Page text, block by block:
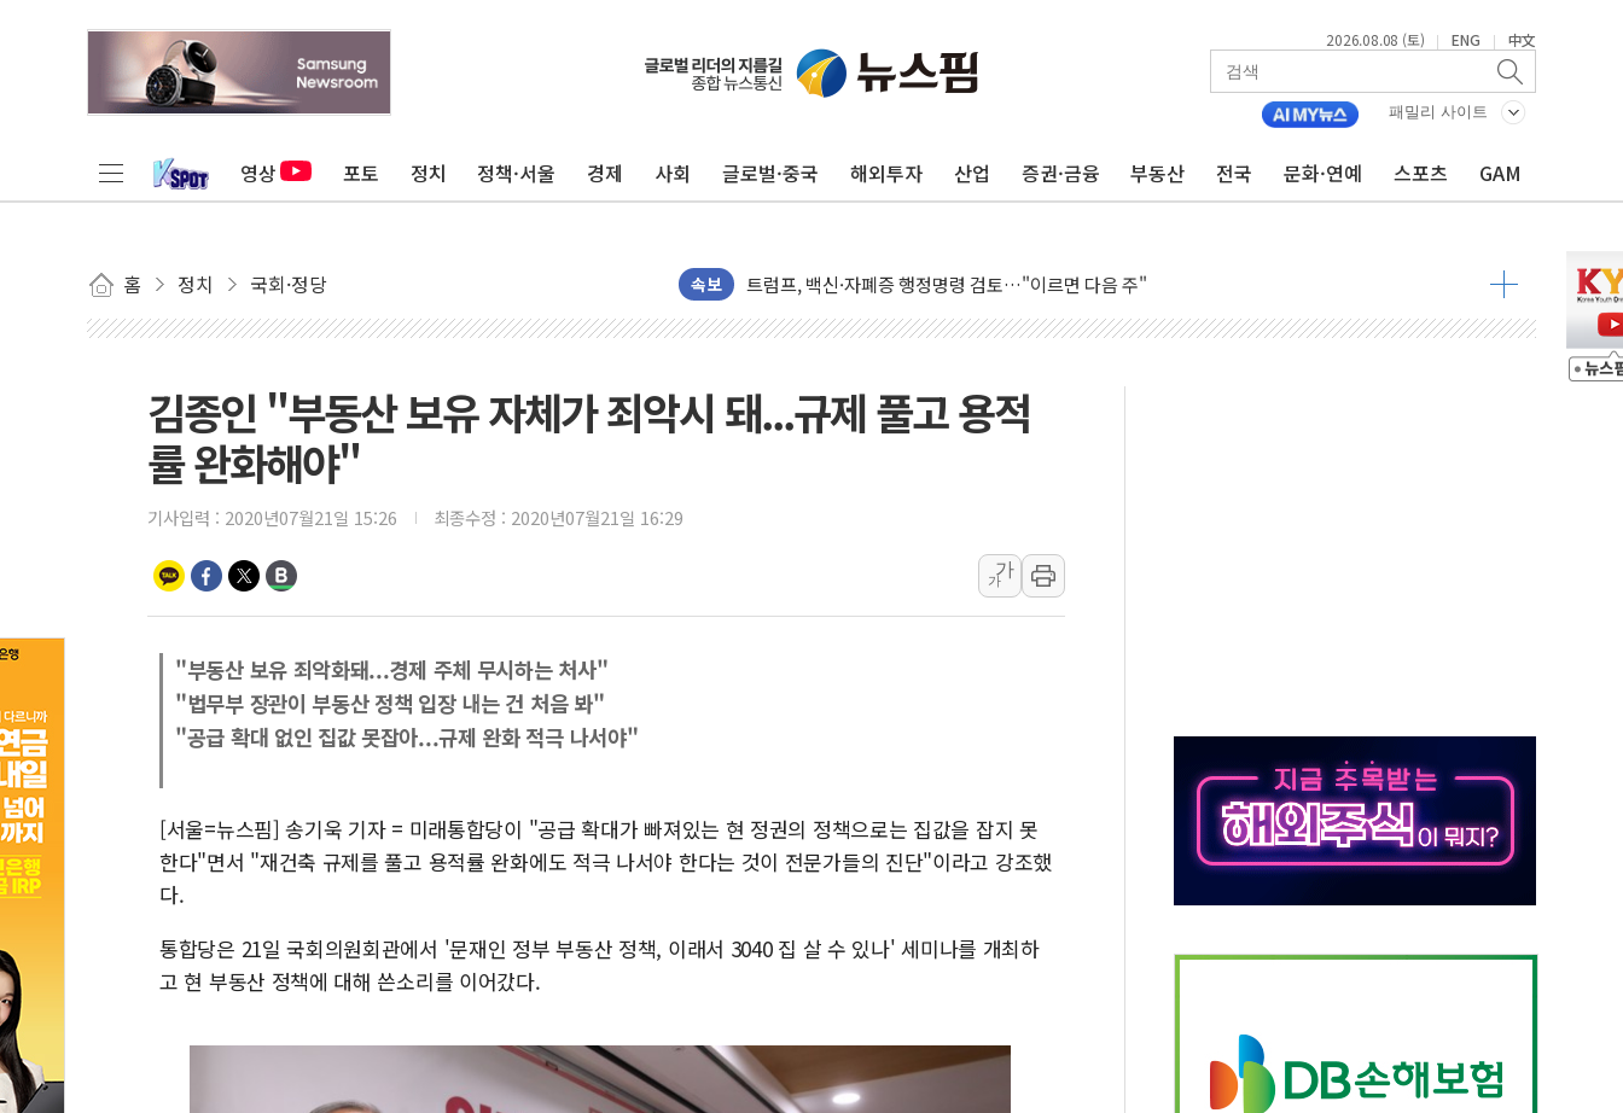
2026.08.08 (토) | ENG | 中文
패밀리 사이트
영상 포토 정치 정책·서울 경제 사회 글로벌·중국 해외투자 산업 증권·금융 부동산 전국 문화·연예 스포츠 GAM
홈 정치 국회·정당 속보
미 연준 매파 기세 꺾이나…고용 감소에 9월 동결 전망 우세
[종합] 이슬람 수니파 3국, '공동방위협정' 체결… 이스라엘·이란 위협에 맞설 자체 억지력 강화
美 항소법원, 백악관 무도회장 공사 중단 명령…트럼프 제동
이란 핵심 원유 수출항 '하르그섬', 최근 1주일 이상 '올스톱'… 美 해상봉쇄 영향
[AI MY 뉴스] 뉴욕 반도체주 프리뷰...美 고용 쇼크에 반도체주 '활짝'
뉴욕증시 프리뷰, 美 고용 쇼크에 금리 인상 우려 후퇴…나스닥 선물 1%대 상승
보훈부, 미 DPAA와 MOU… "6·25 미군 실종자 7359명 끝까지 찾겠다"
트럼프 "금리 내려야"…파월 때와 달리 워시엔 톤 낮춰
이란와이어 "이란 최고지도자 위독…곧 사망해도 놀랍지 않아"
남동발전, 해남군에 국내 최대 규모 400MW 태양광 착공…여의도 1.6배 규모
김종인 "부동산 보유 자체가 죄악시 돼...규제 풀고 용적
률 완화해야"
기사입력 : 2020년07월21일 15:26 최종수정 : 2020년07월21일 16:29
가
가
"부동산 보유 죄악화돼...경제 주체 무시하는 처사"
"법무부 장관이 부동산 정책 입장 내는 건 처음 봐"
"공급 확대 없인 집값 못잡아...규제 완화 적극 나서야"
[서울=뉴스핌] 송기욱 기자 = 미래통합당이 "공급 확대가 빠져있는 현 정권의 정책으로는 집값을 잡지 못
한다"면서 "재건축 규제를 풀고 용적률 완화에도 적극 나서야 한다는 것이 전문가들의 진단"이라고 강조했
다.
통합당은 21일 국회의원회관에서 '문재인 정부 부동산 정책, 이래서 3040 집 살 수 있나' 세미나를 개최하
고 현 부동산 정책에 대해 쓴소리를 이어갔다.